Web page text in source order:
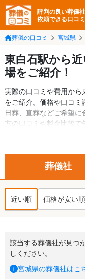
評判の良い葬儀
依頼できる口コ
葬儀の口コミ 宮城県
東白石駅から
場をご紹介！
実際の口コミや費用か
をご紹介。価格や口コ
日葬、直葬などご希望
方の口コミや料金比較で
報も掲載しています。
です。
葬儀社
近い順 価格が安い順
該当する葬儀社が見つ
しください。
宮城県の葬儀社はこ